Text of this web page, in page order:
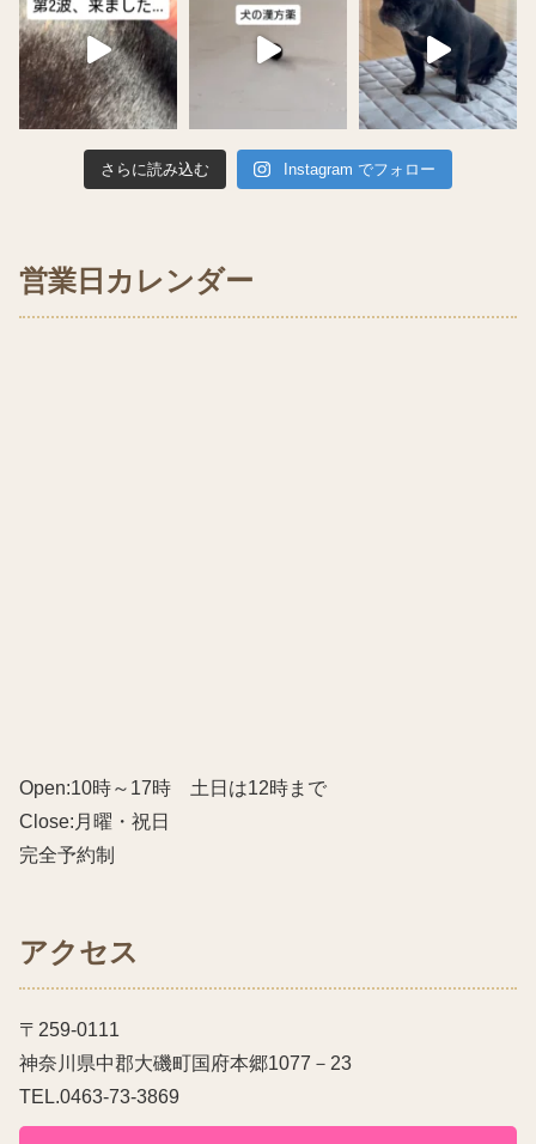
さらに読み込む Instagram でフォロー
営業日カレンダー
Open:10時～17時 土日は12時まで
Close:月曜・祝日
完全予約制
アクセス
〒259-0111
神奈川県中郡大磯町国府本郷1077－23
TEL.0463-73-3869